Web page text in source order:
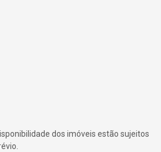
dos imóveis estão sujeitos